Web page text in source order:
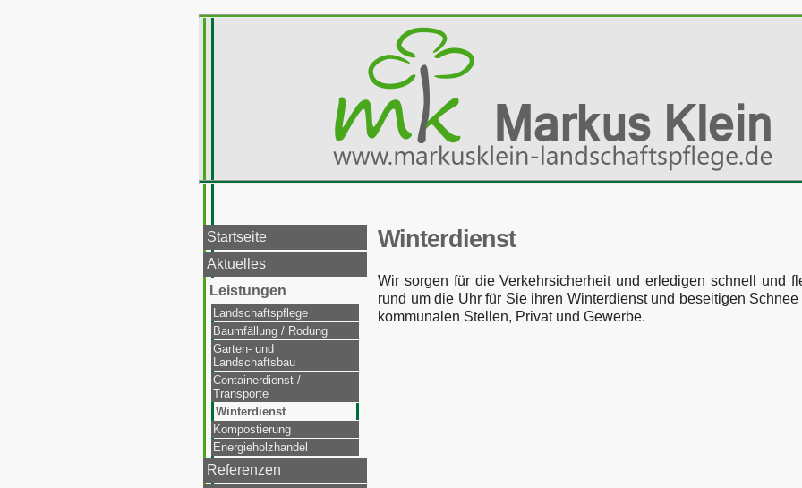
Startseite
Aktuelles
Leistungen
Landschaftspflege
Baumfällung / Rodung
Garten- und
Landschaftsbau
Containerdienst /
Transporte
Winterdienst
Kompostierung
Energieholzhandel
Referenzen
Winterdienst
Wir sorgen für die Verkehrsicherheit und erledigen schnell und
rund um die Uhr für Sie ihren Winterdienst und beseitigen
kommunalen Stellen, Privat und Gewerbe.